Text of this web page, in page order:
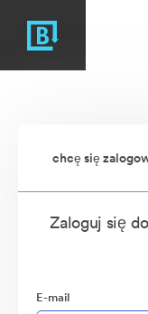
chcę się
Zaloguj się
E-mail